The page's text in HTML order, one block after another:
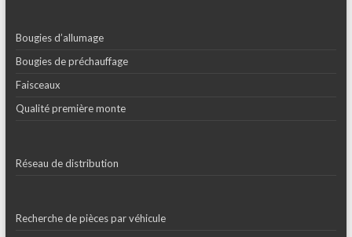
Bougies d’allumage
Bougies de préchauffage
Faisceaux
Qualité première monte
Réseau de distribution
Recherche de pièces par véhicule